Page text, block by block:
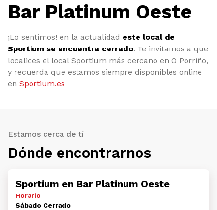
Bar Platinum Oeste
¡Lo sentimos! en la actualidad este local de
Sportium se encuentra cerrado. Te invitamos a que
localices el local Sportium más cercano en O Porriño,
y recuerda que estamos siempre disponibles online
en Sportium.es
Estamos cerca de tí
Dónde encontrarnos
Sportium en Bar Platinum Oeste
Horario
Sábado Cerrado